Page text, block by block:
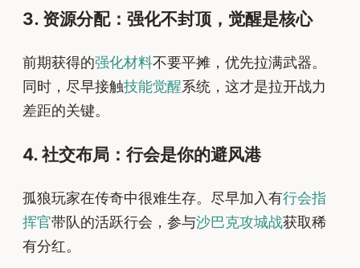
3. 资源分配：强化不封顶，觉醒是核心
前期获得的强化材料不要平摊，优先拉满武器。
同时，尽早接触技能觉醒系统，这才是拉开战力
差距的关键。
4. 社交布局：行会是你的避风港
孤狼玩家在传奇中很难生存。尽早加入有行会指
挥官带队的活跃行会，参与沙巴克攻城战获取稀
有分红。